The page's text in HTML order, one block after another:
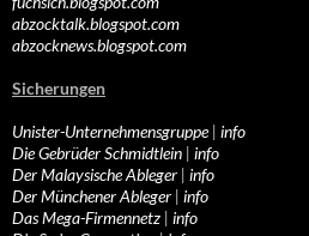
abzocktalk.blogspot.com
abzocknews.blogspot.com
Sicherungen
Unister-Unternehmensgruppe| info
Die Gebrüder Schmidtlein | info
Der Malaysische Ableger | info
Der Münchener Ableger | info
Das Mega-Firmennetz | info